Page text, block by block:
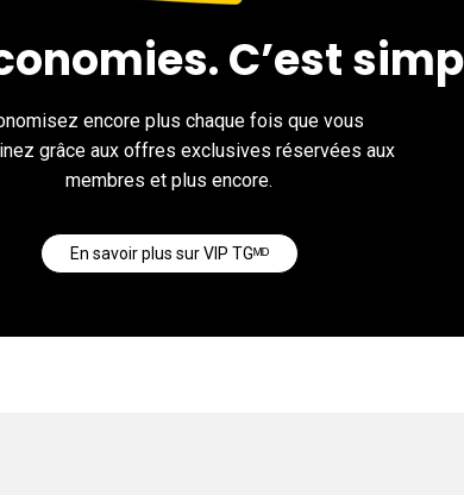
C’est
encore plus chaque fois que vous
grâce aux offres exclusives réservées aux
membres et plus encore.
En savoir plus sur VIP TGᴹᴰ